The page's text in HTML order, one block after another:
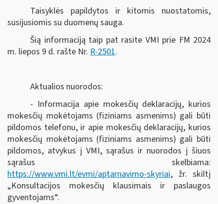
Taisyklės papildytos ir kitomis nuostatomis,
susijusiomis su duomenų sauga.
Šią informaciją taip pat rasite VMI prie FM 2024
m. liepos 9 d. rašte Nr. R-2501.
Aktualios nuorodos:
- Informacija apie mokesčių deklaracijų, kurios
mokesčių mokėtojams (fiziniams asmenims) gali būti
pildomos telefonu, ir apie mokesčių deklaracijų, kurios
mokesčių mokėtojams (fiziniams asmenims) gali būti
pildomos, atvykus į VMI, sąrašus ir nuorodos į šiuos
sąrašus skelbiama:
https://www.vmi.lt/evmi/aptarnavimo-skyriai, žr. skiltį
„Konsultacijos mokesčių klausimais ir paslaugos
gyventojams“.